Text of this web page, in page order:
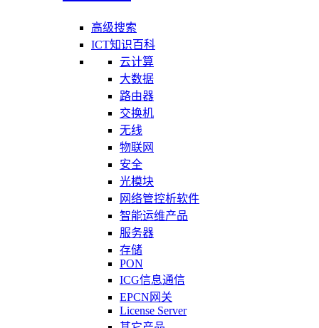
高级搜索
ICT知识百科
云计算
大数据
路由器
交换机
无线
物联网
安全
光模块
网络管控析软件
智能运维产品
服务器
存储
PON
ICG信息通信
EPCN网关
License Server